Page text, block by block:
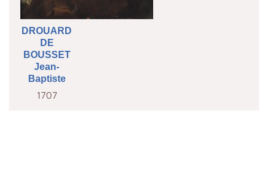
DROUARD
DE
BOUSSET
Jean-
Baptiste
1707